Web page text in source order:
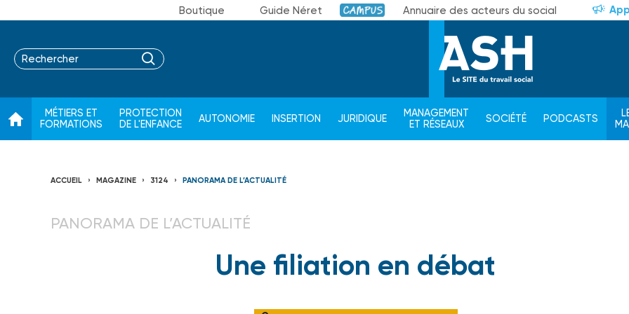
Boutique Guide Néret Campus Annuaire des acteurs du social
MÉTIERS ET
FORMATIONS
PROTECTION
DE L'ENFANCE
AUTONOMIE INSERTION JURIDIQUE
MANAGEMENT
ET RÉSEAUX
SOCIÉTÉ PODCASTS
ACCUEIL MAGAZINE 3124 PANORAMA DE L’ACTUALITÉ
PANORAMA DE L’ACTUALITÉ
Une filiation en débat